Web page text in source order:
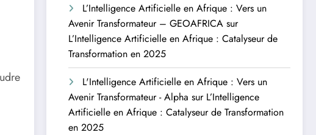
L’Intelligence Artificielle en Afrique : Vers un
Avenir Transformateur – GEOAFRICA sur
L’Intelligence Artificielle en Afrique : Catalyseur de
Transformation en 2025
L'Intelligence Artificielle en Afrique : Vers un
Avenir Transformateur - Alpha sur L’Intelligence
Artificielle en Afrique : Catalyseur de Transformation
en 2025